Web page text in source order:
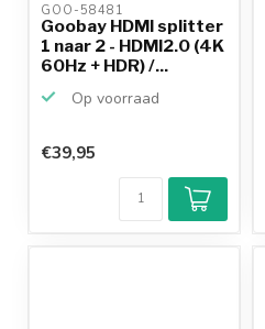
GOO-58481
Goobay HDMI splitter
1 naar 2 - HDMI2.0 (4K
60Hz + HDR) /...
Op voorraad
€39,95